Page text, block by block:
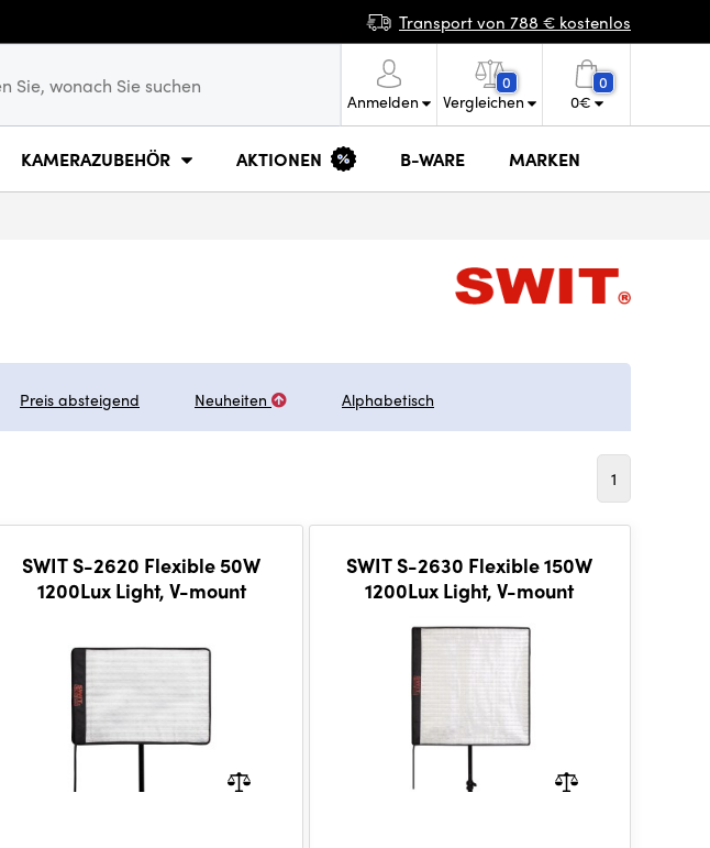
Transport von 788 € kostenlos
Anmelden
0
Vergleichen
0
0€
KAMERAZUBEHÖR AKTIONEN B-WARE MARKEN
Preis absteigend Neuheiten Alphabetisch
1
SWIT S-2620 Flexible 50W
1200Lux Light, V-mount
SWIT S-2630 Flexible 150W
1200Lux Light, V-mount